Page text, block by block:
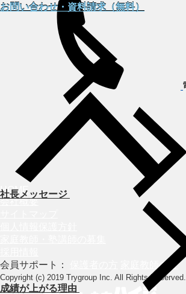
お問い合わせ・資料請求（無料）
社長メッセージ
成績が上がる理由
HOME
会社概要
会員サポート：
家庭教師の方
Copyright (c) 2019 Trygroup Inc. All Rights Reserved.